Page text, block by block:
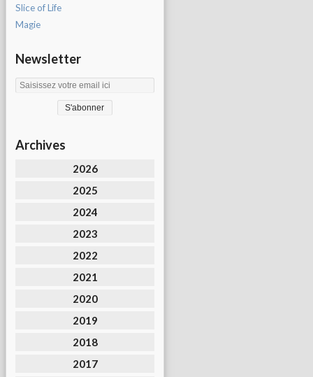
Slice of Life
Magie
Newsletter
Archives
2026
2025
2024
2023
2022
2021
2020
2019
2018
2017